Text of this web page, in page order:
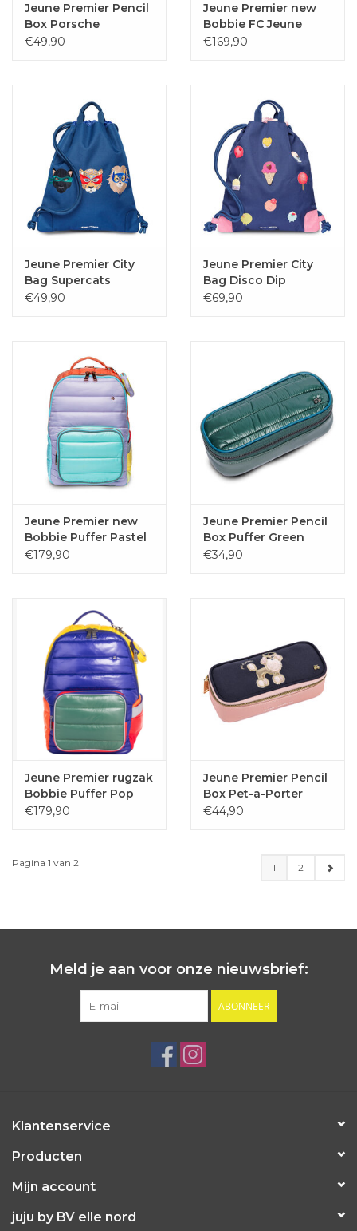
Jeune Premier Pencil
Box Porsche
€49,90
Jeune Premier new
Bobbie FC Jeune
Premier
€169,90
Jeune Premier City
Bag Supercats
€49,90
Jeune Premier City
Bag Disco Dip
€69,90
Jeune Premier new
Bobbie Puffer Pastel
Party
€179,90
Jeune Premier Pencil
Box Puffer Green
€34,90
Jeune Premier rugzak
Bobbie Puffer Pop
€179,90
Jeune Premier Pencil
Box Pet-a-Porter
€44,90
Pagina 1 van 2 1 2
Meld je aan voor onze nieuwsbrief:
ABONNEER
Klantenservice
Producten
Mijn account
juju by BV elle nord